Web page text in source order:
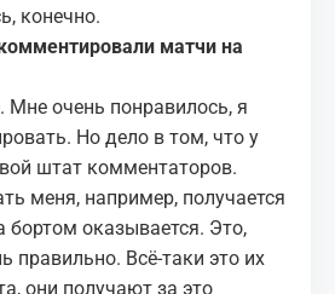
конечно.
матчи на
очень понравилось, я
Но дело в том, что у
штат комментаторов.
меня, например, получается
бортом оказывается. Это,
правильно. Всё-таки это их
они получают за это